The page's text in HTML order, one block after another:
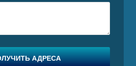
АДРЕСА